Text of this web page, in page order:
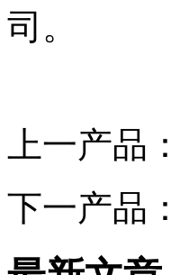
司。
上一产品：
下一产品：